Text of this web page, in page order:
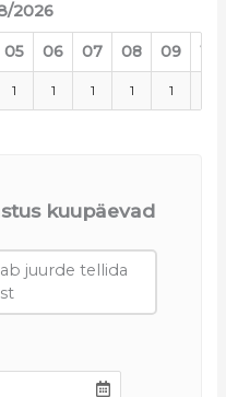
2026
05 06 07 08 09 10
1 1 1 1 1
kuupäevad
juurde tellida